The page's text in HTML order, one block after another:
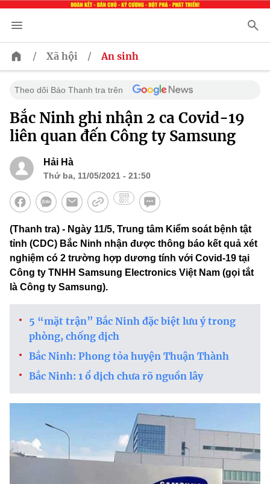
/ Xã hội / An sinh
Theo dõi Báo Thanh tra trên
Bắc Ninh ghi nhận 2 ca Covid-19
liên quan đến Công ty Samsung
Hải Hà
Thứ ba, 11/05/2021 - 21:50
(Thanh tra) - Ngày 11/5, Trung tâm Kiểm soát bệnh tật
tỉnh (CDC) Bắc Ninh nhận được thông báo kết quả xét
nghiệm có 2 trường hợp dương tính với Covid-19 tại
Công ty TNHH Samsung Electronics Việt Nam (gọi tắt
là Công ty Samsung).
5 “mặt trận” Bắc Ninh đặc biệt lưu ý trong
phòng, chống dịch
Bắc Ninh: Phong tỏa huyện Thuận Thành
Bắc Ninh: 1 ổ dịch chưa rõ nguồn lây